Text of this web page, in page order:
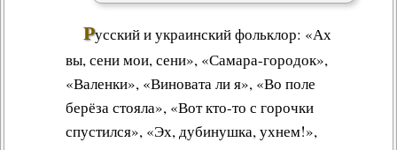
Русский и украинский фольклор: «Ах
вы, сени мои, сени», «Самара-городок»,
«Валенки», «Виновата ли я», «Во поле
берёза стояла», «Вот кто-то с горочки
спустился», «Эх, дубинушка, ухнем!»,